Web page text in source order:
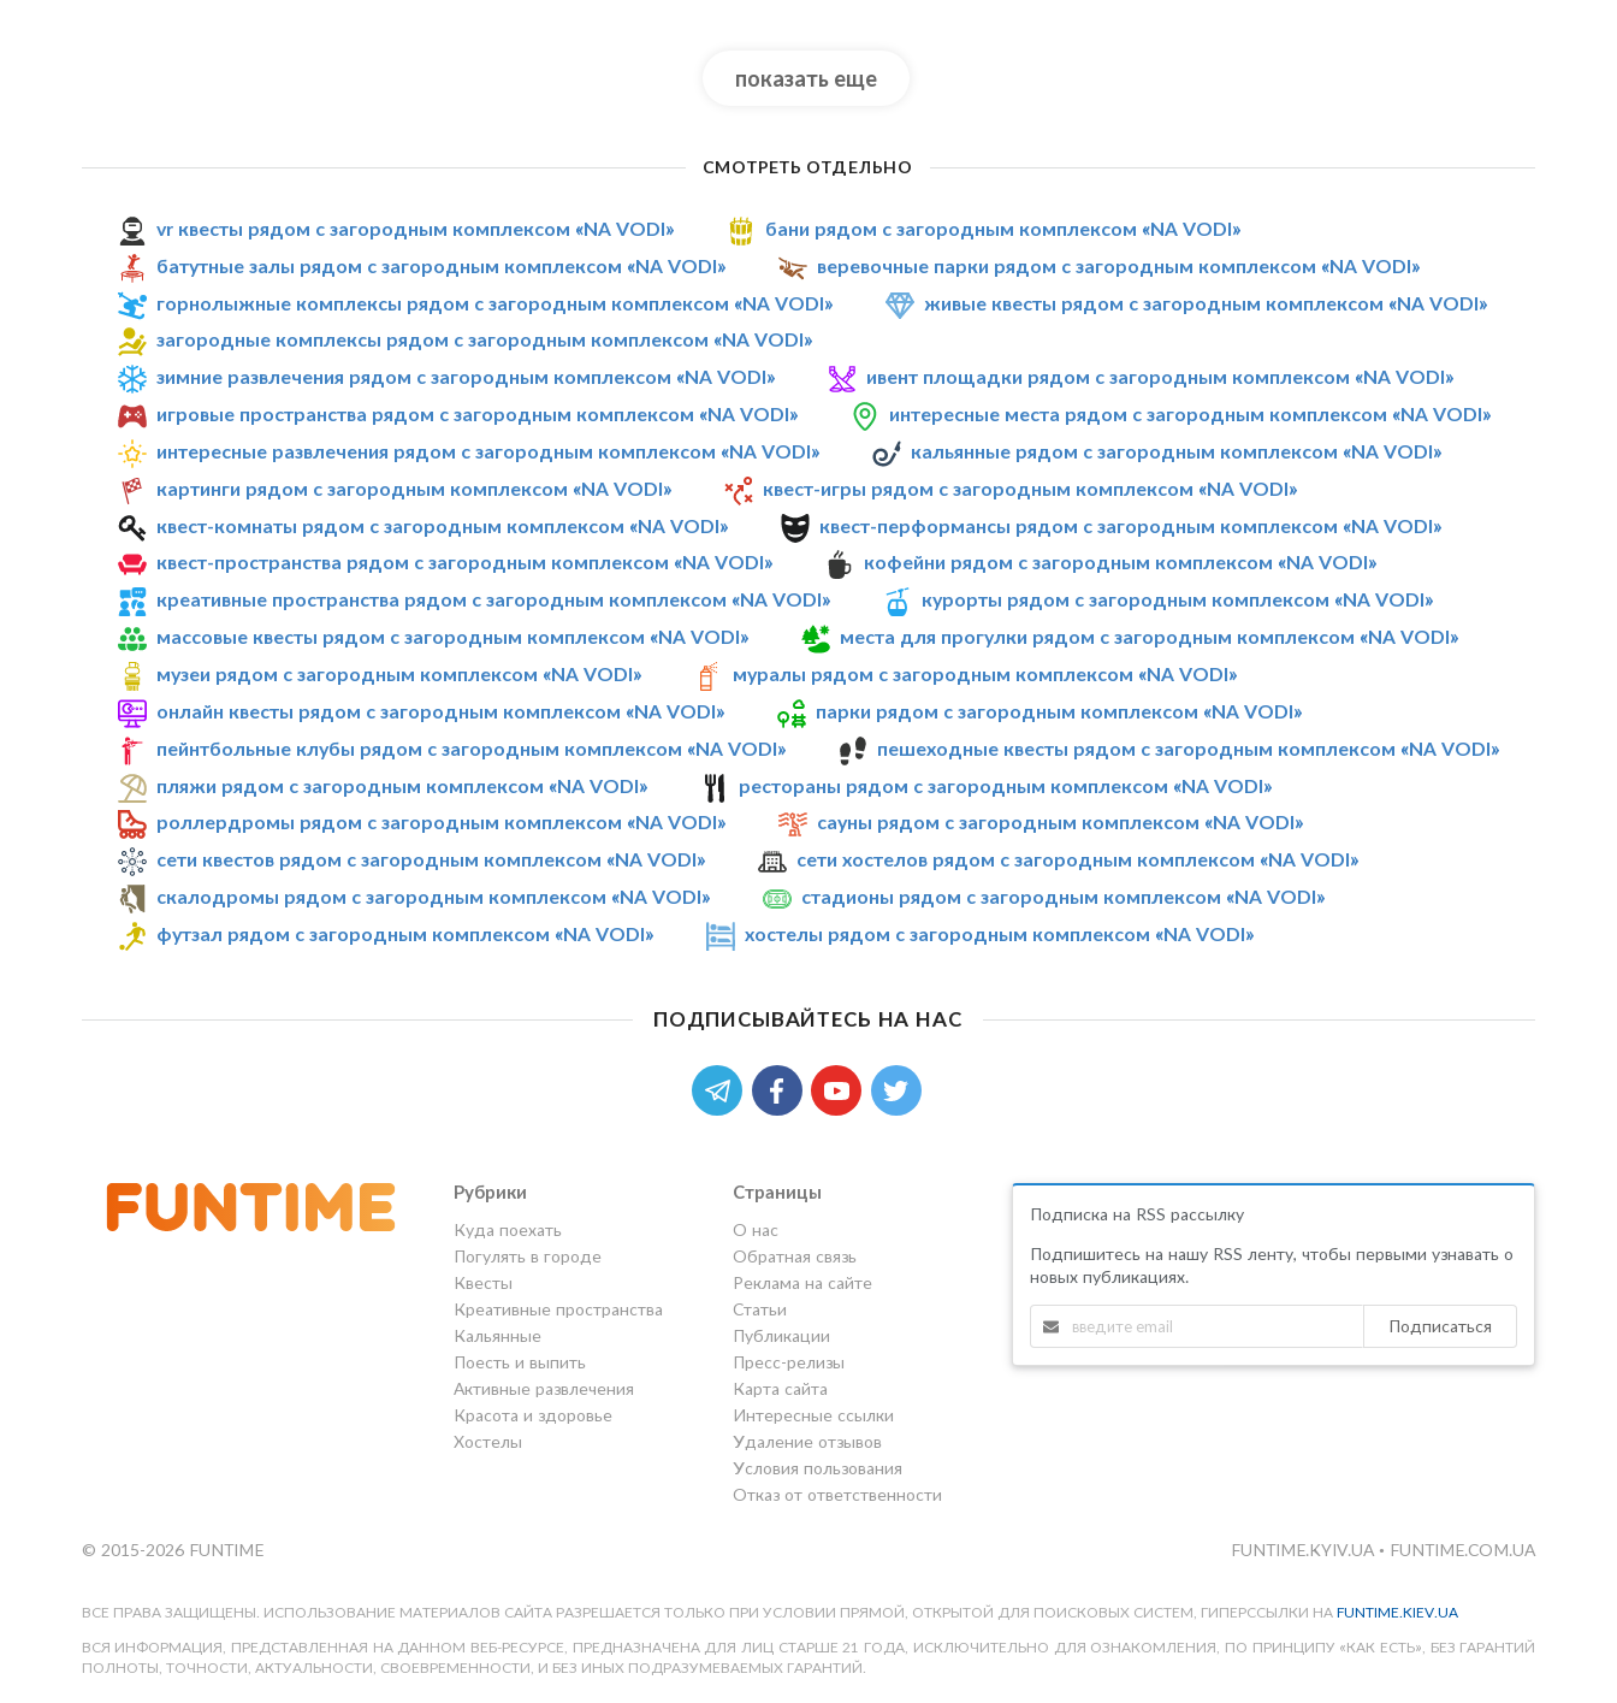
показать еще
СМОТРЕТЬ ОТДЕЛЬНО
vr квесты рядом с загородным комплексом «NA VODI»
бани рядом с загородным комплексом «NA VODI»
батутные залы рядом с загородным комплексом «NA VODI»
веревочные парки рядом с загородным комплексом «NA VODI»
горнолыжные комплексы рядом с загородным комплексом «NA VODI»
живые квесты рядом с загородным комплексом «NA VODI»
загородные комплексы рядом с загородным комплексом «NA VODI»
зимние развлечения рядом с загородным комплексом «NA VODI»
ивент площадки рядом с загородным комплексом «NA VODI»
игровые пространства рядом с загородным комплексом «NA VODI»
интересные места рядом с загородным комплексом «NA VODI»
интересные развлечения рядом с загородным комплексом «NA VODI»
кальянные рядом с загородным комплексом «NA VODI»
картинги рядом с загородным комплексом «NA VODI»
квест-игры рядом с загородным комплексом «NA VODI»
квест-комнаты рядом с загородным комплексом «NA VODI»
квест-перформансы рядом с загородным комплексом «NA VODI»
квест-пространства рядом с загородным комплексом «NA VODI»
кофейни рядом с загородным комплексом «NA VODI»
креативные пространства рядом с загородным комплексом «NA VODI»
курорты рядом с загородным комплексом «NA VODI»
массовые квесты рядом с загородным комплексом «NA VODI»
места для прогулки рядом с загородным комплексом «NA VODI»
музеи рядом с загородным комплексом «NA VODI»
муралы рядом с загородным комплексом «NA VODI»
онлайн квесты рядом с загородным комплексом «NA VODI»
парки рядом с загородным комплексом «NA VODI»
пейнтбольные клубы рядом с загородным комплексом «NA VODI»
пешеходные квесты рядом с загородным комплексом «NA VODI»
пляжи рядом с загородным комплексом «NA VODI»
рестораны рядом с загородным комплексом «NA VODI»
роллердромы рядом с загородным комплексом «NA VODI»
сауны рядом с загородным комплексом «NA VODI»
сети квестов рядом с загородным комплексом «NA VODI»
сети хостелов рядом с загородным комплексом «NA VODI»
скалодромы рядом с загородным комплексом «NA VODI»
стадионы рядом с загородным комплексом «NA VODI»
футзал рядом с загородным комплексом «NA VODI»
хостелы рядом с загородным комплексом «NA VODI»
ПОДПИСЫВАЙТЕСЬ НА НАС
Рубрики
Куда поехать
Погулять в городе
Квесты
Креативные пространства
Кальянные
Поесть и выпить
Активные развлечения
Красота и здоровье
Хостелы
Страницы
О нас
Обратная связь
Реклама на сайте
Статьи
Публикации
Пресс-релизы
Карта сайта
Интересные ссылки
Удаление отзывов
Условия пользования
Отказ от ответственности
Подписка на RSS рассылку
Подпишитесь на нашу RSS ленту, чтобы первыми узнавать о
новых публикациях.
Подписаться
© 2015-2026 FUNTIME FUNTIME.KYIV.UA • FUNTIME.COM.UA
ВСЕ ПРАВА ЗАЩИЩЕНЫ. ИСПОЛЬЗОВАНИЕ МАТЕРИАЛОВ САЙТА РАЗРЕШАЕТСЯ ТОЛЬКО ПРИ УСЛОВИИ ПРЯМОЙ, ОТКРЫТОЙ ДЛЯ ПОИСКОВЫХ СИСТЕМ, ГИПЕРССЫЛКИ НА FUNTIME.KIEV.UA
ВСЯ ИНФОРМАЦИЯ, ПРЕДСТАВЛЕННАЯ НА ДАННОМ ВЕБ-РЕСУРСЕ, ПРЕДНАЗНАЧЕНА ДЛЯ ЛИЦ СТАРШЕ 21 ГОДА, ИСКЛЮЧИТЕЛЬНО ДЛЯ ОЗНАКОМЛЕНИЯ, ПО ПРИНЦИПУ «КАК ЕСТЬ», БЕЗ ГАРАНТИЙ
ПОЛНОТЫ, ТОЧНОСТИ, АКТУАЛЬНОСТИ, СВОЕВРЕМЕННОСТИ, И БЕЗ ИНЫХ ПОДРАЗУМЕВАЕМЫХ ГАРАНТИЙ.